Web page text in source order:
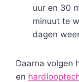
uur en 30
minuut te
dagen
Daarna volgen
en